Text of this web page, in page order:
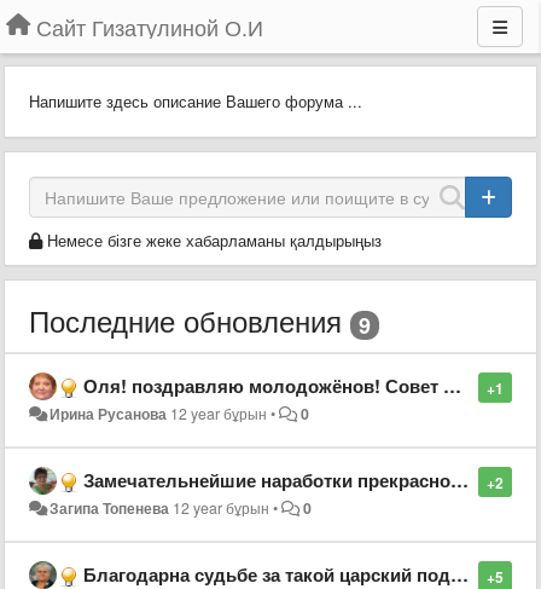
Сайт Гизатулиной О.И
Напишите здесь описание Вашего форума ...
Немесе бізге жеке хабарламаны қалдырыңыз
Последние обновления 9
+1
Оля! поздравляю молодожёнов! Совет да любовь на долгие лета!
Ирина Русанова 12 year бұрын • 0
+2
Замечательнейшие наработки прекрасного педагога! Всё интересно, полезно, познавательно! Повезло студентам с таким педагогом!
Загипа Топенева 12 year бұрын • 0
+5
Благодарна судьбе за такой царский подарок! Горжусь дружбой с ВамиЙ